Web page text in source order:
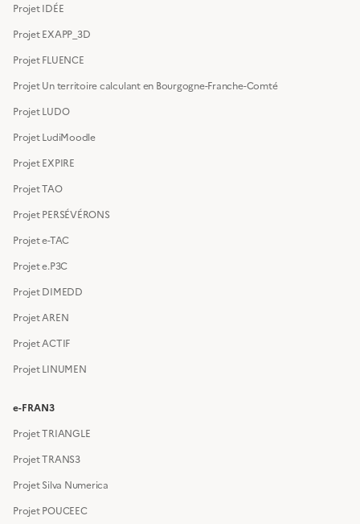
Projet IDÉE
Projet EXAPP_3D
Projet FLUENCE
Projet Un territoire calculant en Bourgogne-Franche-Comté
Projet LUDO
Projet LudiMoodle
Projet EXPIRE
Projet TAO
Projet PERSÉVÉRONS
Projet e-TAC
Projet e.P3C
Projet DIMEDD
Projet AREN
Projet ACTIF
Projet LINUMEN
e-FRAN3
Projet TRIANGLE
Projet TRANS3
Projet Silva Numerica
Projet POUCEEC